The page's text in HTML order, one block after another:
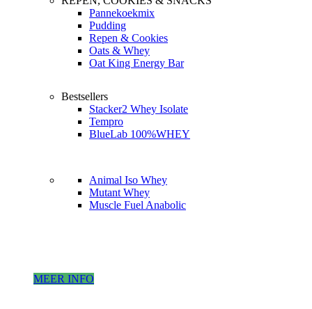
Pannekoekmix
Pudding
Repen & Cookies
Oats & Whey
Oat King Energy Bar
Bestsellers
Stacker2 Whey Isolate
Tempro
BlueLab 100%WHEY
Animal Iso Whey
Mutant Whey
Muscle Fuel Anabolic
MEER INFO